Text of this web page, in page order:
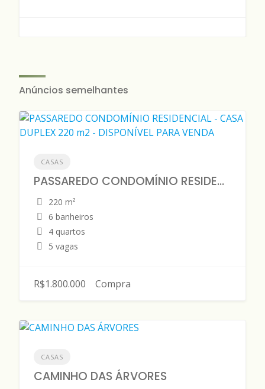
Anúncios semelhantes
CASAS
PASSAREDO CONDOMÍNIO RESIDENCIAL - CASA DUPLEX 220 m2 - DISPONÍVEL PARA VENDA
220 m²
6 banheiros
4 quartos
5 vagas
R$1.800.000 Compra
CASAS
CAMINHO DAS ÁRVORES